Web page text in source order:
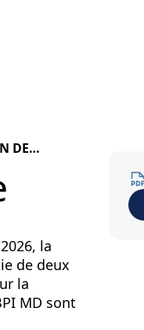
DE
la
de deux
la
MD sont